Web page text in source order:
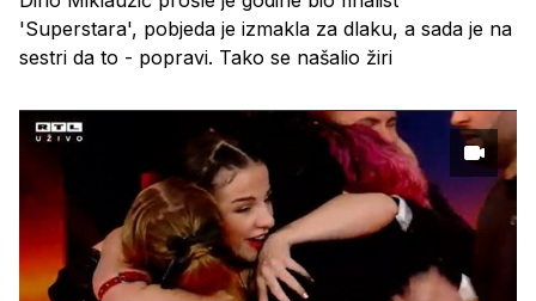
'Superstara', pobjeda je izmakla za dlaku, a sada je na
sestri da to - popravi. Tako se našalio žiri